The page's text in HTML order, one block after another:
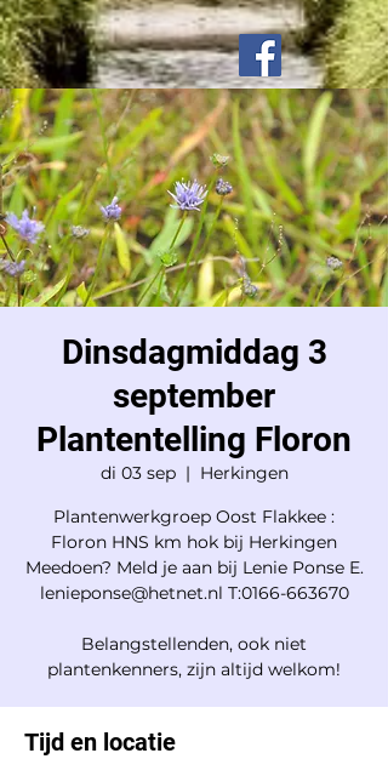
Dinsdagmiddag 3
september
Plantentelling Floron
di 03 sep
  |
Herkingen
Plantenwerkgroep Oost Flakkee :
Floron HNS km hok bij Herkingen
Meedoen? Meld je aan bij Lenie Ponse E.
lenieponse@hetnet.nl T:0166-663670
Belangstellenden, ook niet
plantenkenners, zijn altijd welkom!
Tijd en locatie